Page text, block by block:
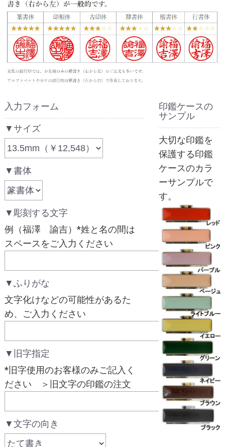
入力フォーム
▼サイズ
▼書体
▼彫刻する文字
例（福澤 諭吉）*姓と名の間は
スペースをご入力ください
▼ふりがな
文字化けなどの可能性があるた
め、ご入力ください
▼旧字指定
*旧字使用のお客様のみご記入く
ださい ＞旧文字の印鑑の注文
▼文字の向き
印鑑ケースの
サンプル
大切な印鑑を
保護する印鑑
ケースのカラ
ーサンプルで
す。